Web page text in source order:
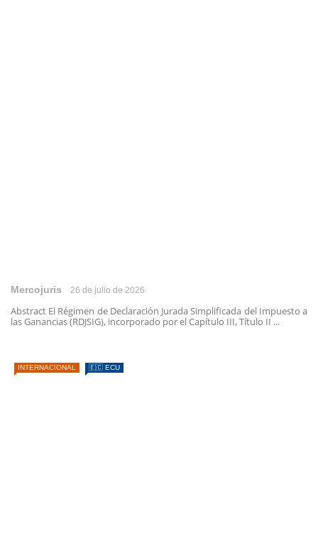
Mercojuris 26 de julio de 2026
Abstract El Régimen de Declaración Jurada Simplificada del Impuesto a
las Ganancias (RDJSIG), incorporado por el Capítulo III, Título II ...
INTERNACIONAL 🇪🇨 ECU